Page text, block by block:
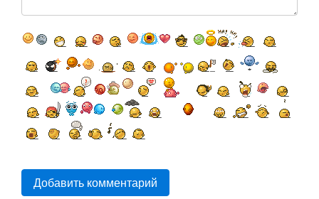
Добавить комментарий